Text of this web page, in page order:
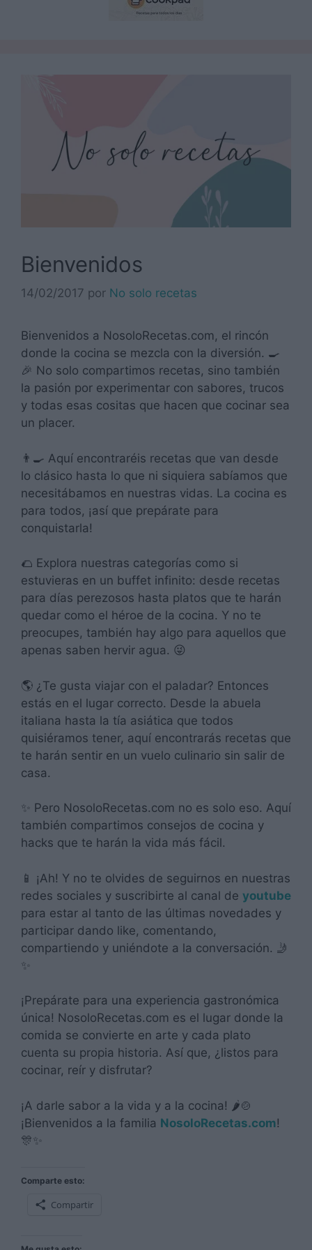
Bienvenidos
14/02/2017 por No solo recetas
Bienvenidos a NosoloRecetas.com, el rincón
donde la cocina se mezcla con la diversión. 🍳
🎉 No solo compartimos recetas, sino también
la pasión por experimentar con sabores, trucos
y todas esas cositas que hacen que cocinar sea
un placer.
👨‍🍳 Aquí encontraréis recetas que van desde
lo clásico hasta lo que ni siquiera sabíamos que
necesitábamos en nuestras vidas. La cocina es
para todos, ¡así que prepárate para
conquistarla!
🌮 Explora nuestras categorías como si
estuvieras en un buffet infinito: desde recetas
para días perezosos hasta platos que te harán
quedar como el héroe de la cocina. Y no te
preocupes, también hay algo para aquellos que
apenas saben hervir agua. 😜
🌎 ¿Te gusta viajar con el paladar? Entonces
estás en el lugar correcto. Desde la abuela
italiana hasta la tía asiática que todos
quisiéramos tener, aquí encontrarás recetas que
te harán sentir en un vuelo culinario sin salir de
casa.
✨ Pero NosoloRecetas.com no es solo eso. Aquí
también compartimos consejos de cocina y
hacks que te harán la vida más fácil.
📱 ¡Ah! Y no te olvides de seguirnos en nuestras
redes sociales y suscribirte al canal de youtube
para estar al tanto de las últimas novedades y
participar dando like, comentando,
compartiendo y uniéndote a la conversación. 🤳
✨
¡Prepárate para una experiencia gastronómica
única! NosoloRecetas.com es el lugar donde la
comida se convierte en arte y cada plato
cuenta su propia historia. Así que, ¿listos para
cocinar, reír y disfrutar?
¡A darle sabor a la vida y a la cocina! 🌶️🍲
¡Bienvenidos a la familia NosoloRecetas.com!
🎊✨
Comparte esto:
Compartir